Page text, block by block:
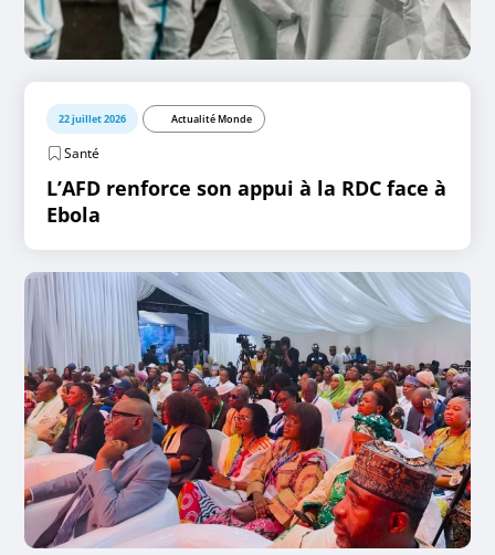
22 juillet 2026 Actualité Monde
Santé
L’AFD renforce son appui à la RDC face à
Ebola